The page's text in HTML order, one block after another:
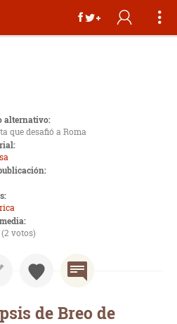
alternativo:
que desafió a Roma
votos)
de Breo de